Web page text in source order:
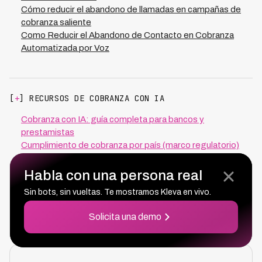
Cómo reducir el abandono de llamadas en campañas de
cobranza saliente
Como Reducir el Abandono de Contacto en Cobranza
Automatizada por Voz
[+] RECURSOS DE COBRANZA CON IA
Cobranza con IA: guía completa para bancos y
prestamistas
Cumplimiento de cobranza por país (marco regulatorio)
Integraciones: cómo Kleva se conecta con tu stack
Glosario de cobranza — 60 términos
Preguntas frecuentes de cumplimiento
Precios de la cobranza con IA de Kleva
Habla con una persona real
Sin bots, sin vueltas. Te mostramos Kleva en vivo.
Solicita una demo